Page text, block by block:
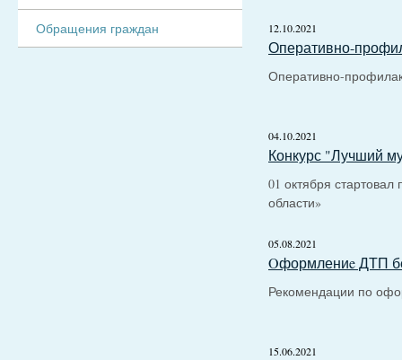
12.10.2021
Оперативно-
Оперативно-
04.10.2021
Конкурс "Лучший
01 октября
области»
05.08.2021
Oформлениe ДТП
Рекомендации по
15.06.2021
Обращения граждан